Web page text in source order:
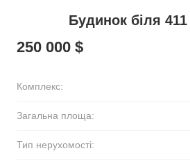
Будинок біля 411
250 000 $
Комплекс:
Загальна площа:
Тип нерухомості: